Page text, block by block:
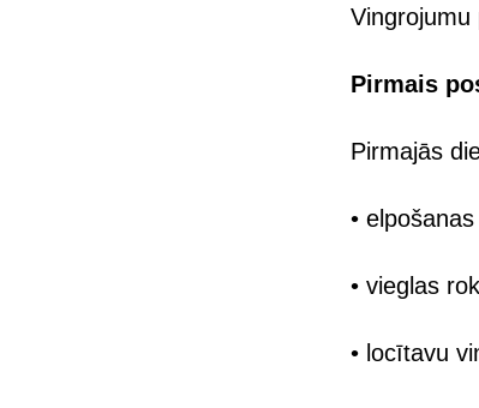
Pirmais
Pirmajās
•
• vieglas
• locītavu